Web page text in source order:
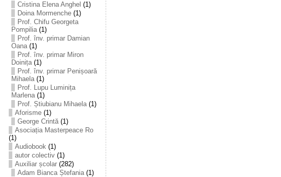
Cristina Elena Anghel (1)
Doina Mormenche(1)
Prof. Chifu Georgeta
Pompilia(1)
Prof. înv. primar Damian
Oana(1)
Prof. înv. primar Miron
Doinița(1)
Prof. înv. primar Penișoară
Mihaela(1)
Prof. Lupu Luminița
Marlena(1)
Prof. Știubianu Mihaela(1)
Aforisme(1)
George Crintă(1)
Asociația Masterpeace Ro
(1)
Audiobook(1)
autor colectiv(1)
Auxiliar școlar(282)
Adam Bianca Ștefania(1)